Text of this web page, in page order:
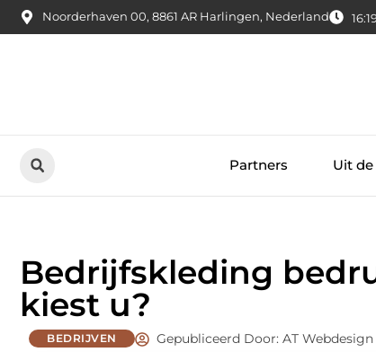
Noorderhaven 00, 8861 AR Harlingen, Nederland
Partners Uit
Bedrijfskleding
kiest u?
BEDRIJVEN Gepubliceerd Door: AT Webdesign